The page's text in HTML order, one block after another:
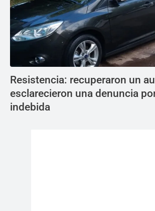
Resistencia: recuperaron un
esclarecieron una denuncia
indebida